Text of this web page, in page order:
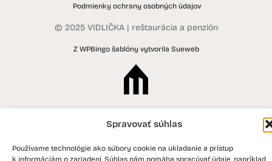
Spravovať súhlas
Používame technológie ako súbory cookie na ukladanie a prístup
k informáciám o zariadení. Súhlas nám pomáha spracúvať údaje, napríklad
© 2025 VIDLIČKA | reštaurácia a penzión
Z WPBingo šablóny vytvorila Sueweb
Podmienky ochrany osobných údajov